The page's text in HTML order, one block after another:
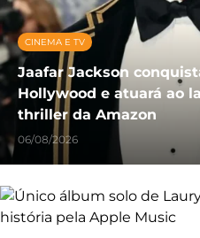
CINEMA E TV
Jaafar Jackson
Hollywood e atuará ao
thriller da Amazon
06/08/2026